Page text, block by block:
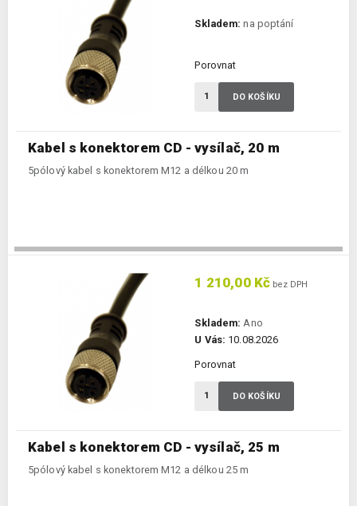
Kabel s konektorem CD - vysílač, 20 m
5pólový kabel s konektorem M12 a délkou 20 m
Skladem: na poptání
Porovnat
DO KOŠÍKU
Kabel s konektorem CD - vysílač, 25 m
5pólový kabel s konektorem M12 a délkou 25 m
1 210,00 Kč bez DPH
Skladem: Ano
U Vás: 10.08.2026
Porovnat
DO KOŠÍKU